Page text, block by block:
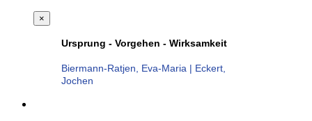
×
Ursprung - Vorgehen - Wirksamkeit
Biermann-Ratjen, Eva-Maria | Eckert,
Jochen